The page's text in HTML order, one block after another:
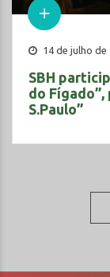
14 de julho de
SBH
do
S.Paulo”